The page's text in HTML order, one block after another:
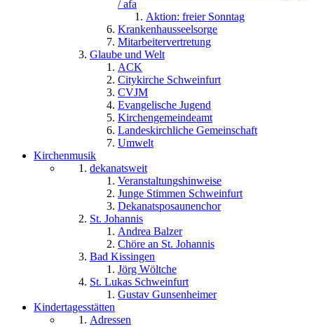
/ afa
Aktion: freier Sonntag
Krankenhausseelsorge
Mitarbeitervertretung
Glaube und Welt
ACK
Citykirche Schweinfurt
CVJM
Evangelische Jugend
Kirchengemeindeamt
Landeskirchliche Gemeinschaft
Umwelt
Kirchenmusik
dekanatsweit
Veranstaltungshinweise
Junge Stimmen Schweinfurt
Dekanatsposaunenchor
St. Johannis
Andrea Balzer
Chöre an St. Johannis
Bad Kissingen
Jörg Wöltche
St. Lukas Schweinfurt
Gustav Gunsenheimer
Kindertagesstätten
Adressen